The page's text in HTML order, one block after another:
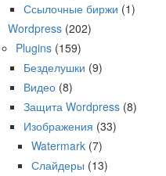
Ссылочные биржи (1)
Wordpress (202)
Plugins (159)
Безделушки (9)
Видео (8)
Защита Wordpress (8)
Изображения (33)
Watermark (7)
Слайдеры (13)